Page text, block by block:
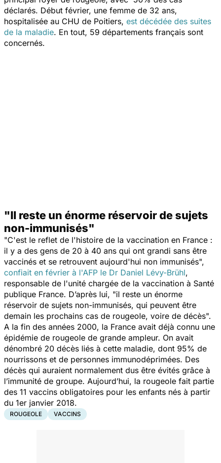
déclarés. Début février, une femme de 32 ans,
hospitalisée au CHU de Poitiers, est décédée des suites
de la maladie. En tout, 59 départements français sont
concernés.
"Il reste un énorme réservoir de sujets
non-immunisés"
"C'est le reflet de l'histoire de la vaccination en France :
il y a des gens de 20 à 40 ans qui ont grandi sans être
vaccinés et se retrouvent aujourd'hui non immunisés",
confiait en février à l'AFP le Dr Daniel Lévy-Brühl,
responsable de l'unité chargée de la vaccination à Santé
publique France. D’après lui, "il reste un énorme
réservoir de sujets non-immunisés, qui peuvent être
demain les prochains cas de rougeole, voire de décès".
A la fin des années 2000, la France avait déjà connu une
épidémie de rougeole de grande ampleur. On avait
dénombré 20 décès liés à cette maladie, dont 95% de
nourrissons et de personnes immunodéprimées. Des
décès qui auraient normalement dus être évités grâce à
l’immunité de groupe. Aujourd’hui, la rougeole fait partie
des 11 vaccins obligatoires pour les enfants nés à partir
du 1er janvier 2018.
ROUGEOLE VACCINS